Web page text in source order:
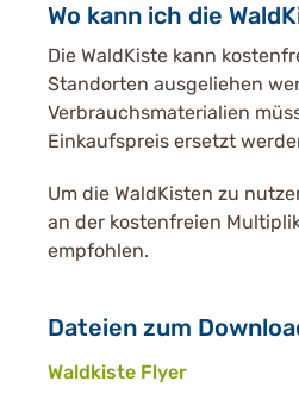
Wo kann ich die
Die WaldKiste kann
Standorten ausgeliehen
Verbrauchsmaterialien
Einkaufspreis ersetzt
Um die WaldKisten zu
an der kostenfreien
empfohlen.
Dateien zum
Waldkiste Flyer